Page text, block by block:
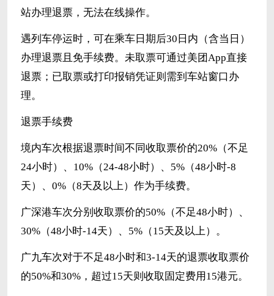
站办理退票，无法在线操作。
遇列车停运时，可在乘车日期后30日内（含当日）
办理退票且免手续费。未取票可通过美团App直接
退票；已取票或打印报销凭证则需到车站窗口办
理。
退票手续费
境内车次根据退票时间不同收取票价的20%（不足
24小时）、10%（24-48小时）、5%（48小时-8
天）、0%（8天及以上）作为手续费。
广深港车次分别收取票价的50%（不足48小时）、
30%（48小时-14天）、5%（15天及以上）。
广九车次对于不足48小时和3-14天的退票收取票价
的50%和30%，超过15天则收取固定费用15港元。